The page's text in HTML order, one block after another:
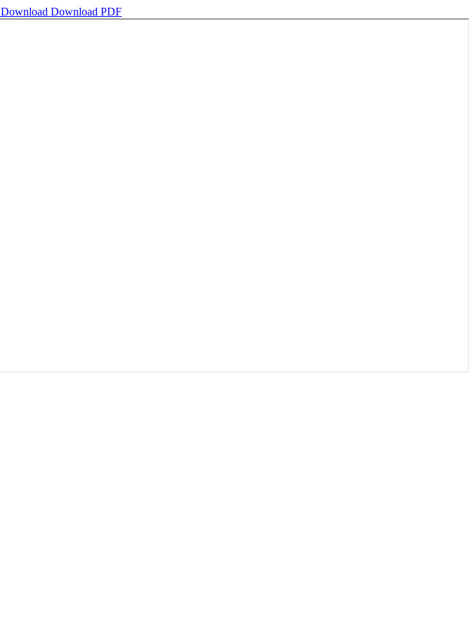
Download Download PDF